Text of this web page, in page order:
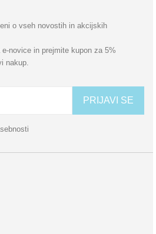
o vseh novostih in akcijskih
novice in prejmite kupon za 5%
nakup.
PRIJAVI SE